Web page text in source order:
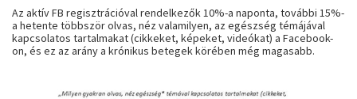
Az aktív FB regisztrációval rendelkezők 10%-a naponta, további 15%-
a hetente többször olvas, néz valamilyen, az egészség témájával
kapcsolatos tartalmakat (cikkeket, képeket, videókat) a Facebook-
on, és ez az arány a krónikus betegek körében még magasabb.